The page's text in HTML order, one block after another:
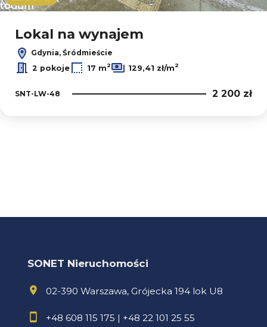
Leaflet
Lokal na wynajem
Gdynia, Śródmieście
2 pokoje
17 m2 129,41 zł/m2
SNT-LW-48 2 200 zł
SONET Nieruchomości
02-390 Warszawa, Grójecka 194 lok U8
+48 608 115 175 | +48 22 101 25 55